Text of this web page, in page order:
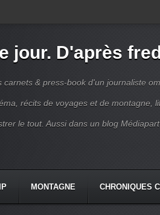
jour. D'après
carnets & press-book d'un journaliste
récits de voyages et de montagne,
le tout. Aussi dans un blog
MONTAGNE CHRONIQUES